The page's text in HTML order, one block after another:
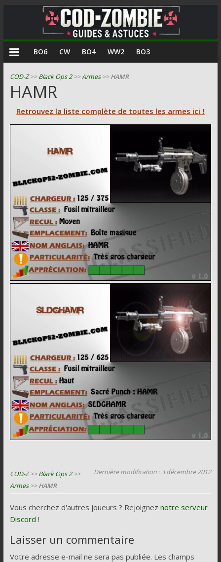
COD
Zombie
Guides
astuces
Call
of
Duty
BO6 CW BO4 WW2 BO3
COD-Z>>Black Ops 2>>Armes>>HAMR
HAMR
Retrouvez la liste complète de toutes les armes ici !
Dernière modification : 3 décembre 2012
COD-Z>>Black Ops 2>>
Armes>>HAMR
Vous cherchez d'autres joueurs ? Rejoignez notre serveur
Discord !
Laisser un commentaire
Votre adresse e-mail ne sera pas publiée. Les champs